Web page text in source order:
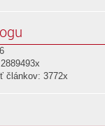
článkov: 3772x